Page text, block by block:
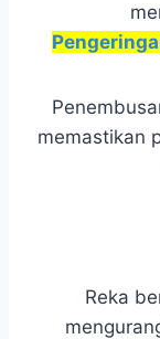
memastikan
Reka